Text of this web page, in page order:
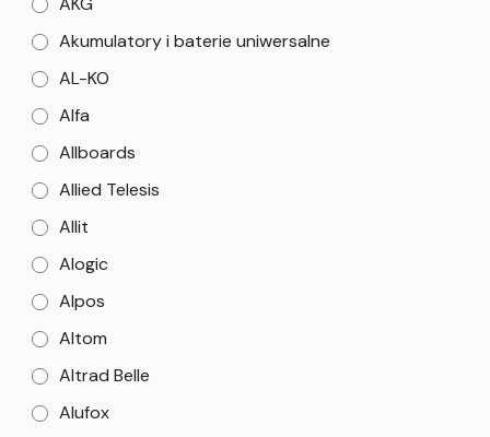
Akumulatory i baterie uniwersalne
AL-KO
Alfa
Allboards
Allied Telesis
Allit
Alogic
Alpos
Altom
Altrad Belle
Alufox